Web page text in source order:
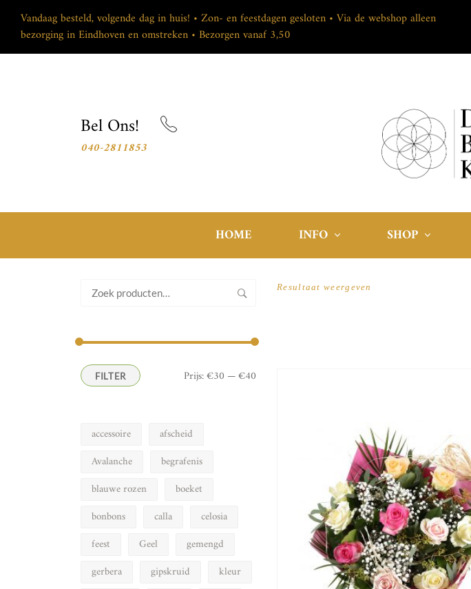
Vandaag besteld, volgende dag in huis! • Zon- en feestdagen gesloten • Via de webshop alleen
bezorging in Eindhoven en omstreken • Bezorgen vanaf 3,50
Bel Ons!
040-2811853
HOME INFO SHOP
Zoeken
FILTER Prijs:€30 —€40
accessoire
afscheid
Avalanche
begrafenis
blauwe rozen
boeket
bonbons
calla
celosia
feest
Geel
gemengd
gerbera
gipskruid
kleur
Resultaat weergeven